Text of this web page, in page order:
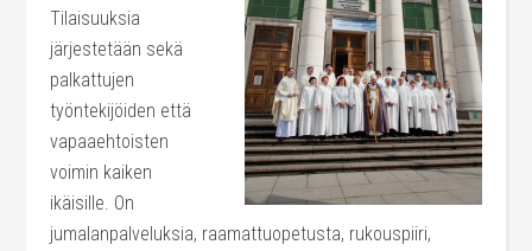
Tilaisuuksia
järjestetään sekä
palkattujen
työntekijöiden että
vapaaehtoisten
voimin kaiken
ikäisille. On
jumalanpalveluksia, raamattuopetusta, rukouspiiri,